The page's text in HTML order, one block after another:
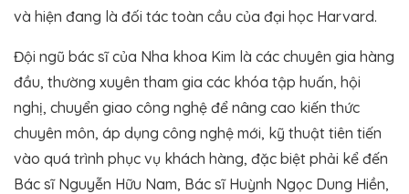
và hiện đang là đối tác toàn cầu của đại học Harvard.
Đội ngũ bác sĩ của Nha khoa Kim là các chuyên gia hàng
đầu, thường xuyên tham gia các khóa tập huấn, hội
nghị, chuyển giao công nghệ để nâng cao kiến thức
chuyên môn, áp dụng công nghệ mới, kỹ thuật tiên tiến
vào quá trình phục vụ khách hàng, đặc biệt phải kể đến
Bác sĩ Nguyễn Hữu Nam, Bác sĩ Huỳnh Ngọc Dung Hiền,